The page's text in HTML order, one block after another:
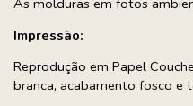
Impressão:
Reprodução em Papel
branca, acabamento fosco e